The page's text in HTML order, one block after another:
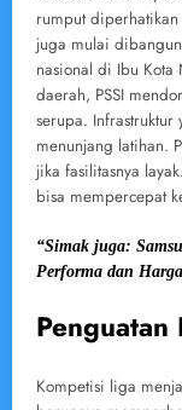
rumput
juga mulai
nasional di Ibu Kota
daerah, PSSI
serupa.
menunjang latihan.
jika fasilitasnya
bisa mempercepat
“Simak juga:
Performa dan
Kompetisi liga